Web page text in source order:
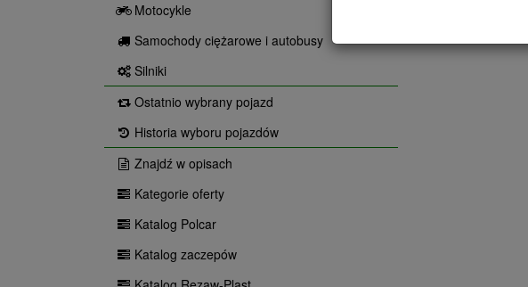
Motocykle
Samochody ciężarowe i autobusy
Silniki
Ostatnio wybrany pojazd
Historia wyboru pojazdów
Znajdź w opisach
Kategorie oferty
Katalog Polcar
Katalog zaczepów